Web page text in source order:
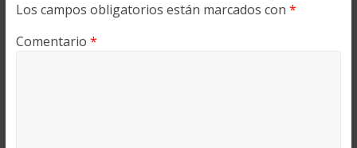
Los campos obligatorios están marcados con *
Comentario *